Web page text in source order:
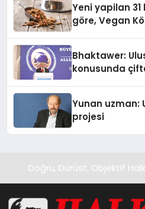
Yeni yapilan
göre, Vegan
Bhaktawer:
konusunda
Yunan uzman:
projesi
Doğru, Dürüst, Objektif